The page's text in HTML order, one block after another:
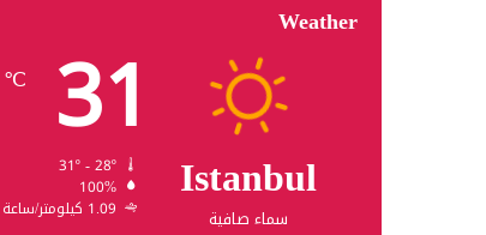
Weather
Istanbul
سماء صافية
31
℃
100%
1.09 كيلومتر/ساعة